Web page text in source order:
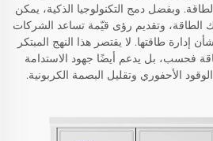
وبفضل دمج التكنولوجيا الذكية، يمكن
الطاقة، وتقديم رؤى قيّمة تساعد الشركات
إدارة طاقتها. لا يقتصر هذا النهج المبتكر
فحسب، بل يدعم أيضًا جهود الاستدامة
الأحفوري وتقليل البصمة الكربونية.